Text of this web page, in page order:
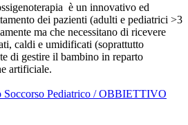
è un innovativo ed
dei pazienti (adulti e pediatrici >3
ma che necessitano di ricevere
caldi e umidificati (soprattutto
di gestire il bambino in reparto
artificiale.